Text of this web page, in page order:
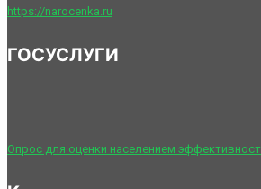
https://narocenka.ru
ГОСУСЛУГИ
Опрос для оценки населением